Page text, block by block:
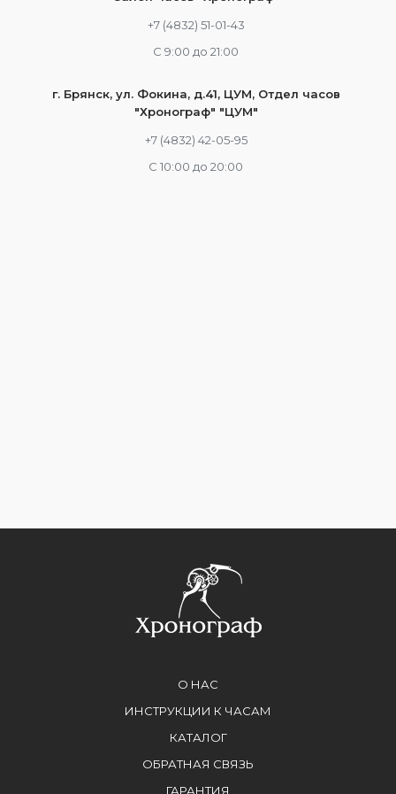
+7 (4832) 51-01-43
С 9:00 до 21:00
г. Брянск, ул. Фокина, д.41, ЦУМ, Отдел часов
"Хронограф" "ЦУМ"
+7 (4832) 42-05-95
С 10:00 до 20:00
О НАС
ИНСТРУКЦИИ К ЧАСАМ
КАТАЛОГ
ОБРАТНАЯ СВЯЗЬ
ГАРАНТИЯ